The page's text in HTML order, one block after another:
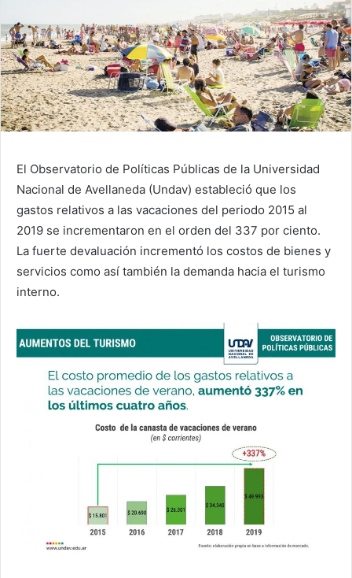
El Observatorio de Políticas Públicas de la Universidad
Nacional de Avellaneda (Undav) estableció que los
gastos relativos a las vacaciones del periodo 2015 al
2019 se incrementaron en el orden del 337 por ciento.
La fuerte devaluación incrementó los costos de bienes y
servicios como así también la demanda hacia el turismo
interno.